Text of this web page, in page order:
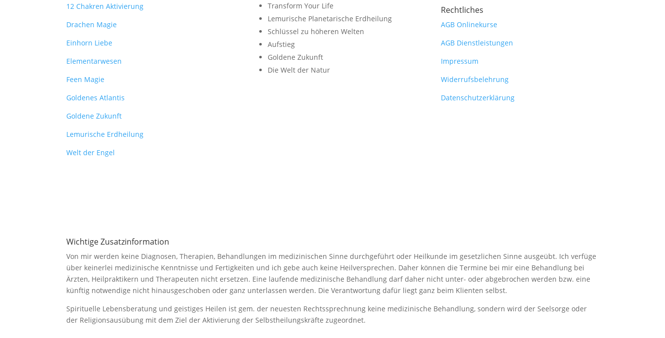
12 Chakren Aktivierung
Drachen Magie
Einhorn Liebe
Elementarwesen
Feen Magie
Goldenes Atlantis
Goldene Zukunft
Lemurische Erdheilung
Welt der Engel
Transform Your Life
Lemurische Planetarische Erdheilung
Schlüssel zu höheren Welten
Aufstieg
Goldene Zukunft
Die Welt der Natur
Rechtliches
AGB Onlinekurse
AGB Dienstleistungen
Impressum
Widerrufsbelehrung
Datenschutzerklärung
Wichtige Zusatzinformation
Von mir werden keine Diagnosen, Therapien, Behandlungen im medizinischen Sinne durchgeführt oder Heilkunde im gesetzlichen Sinne ausgeübt. Ich verfüge
über keinerlei medizinische Kenntnisse und Fertigkeiten und ich gebe auch keine Heilversprechen. Daher können die Termine bei mir eine Behandlung bei
Ärzten, Heilpraktikern und Therapeuten nicht ersetzen. Eine laufende medizinische Behandlung darf daher nicht unter- oder abgebrochen werden bzw. eine
künftig notwendige nicht hinausgeschoben oder ganz unterlassen werden. Die Verantwortung dafür liegt ganz beim Klienten selbst.
Spirituelle Lebensberatung und geistiges Heilen ist gem. der neuesten Rechtssprechnung keine medizinische Behandlung, sondern wird der Seelsorge oder
der Religionsausübung mit dem Ziel der Aktivierung der Selbstheilungskräfte zugeordnet.